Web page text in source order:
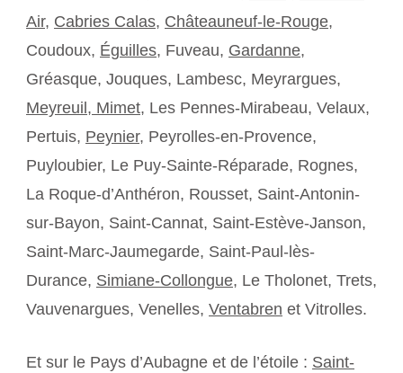
Air, Cabries Calas, Châteauneuf-le-Rouge,
Coudoux, Éguilles, Fuveau, Gardanne,
Gréasque, Jouques, Lambesc, Meyrargues,
Meyreuil, Mimet, Les Pennes-Mirabeau, Velaux,
Pertuis, Peynier, Peyrolles-en-Provence,
Puyloubier, Le Puy-Sainte-Réparade, Rognes,
La Roque-d’Anthéron, Rousset, Saint-Antonin-
sur-Bayon, Saint-Cannat, Saint-Estève-Janson,
Saint-Marc-Jaumegarde, Saint-Paul-lès-
Durance, Simiane-Collongue, Le Tholonet, Trets,
Vauvenargues, Venelles, Ventabren et Vitrolles.
Et sur le Pays d’Aubagne et de l’étoile : Saint-